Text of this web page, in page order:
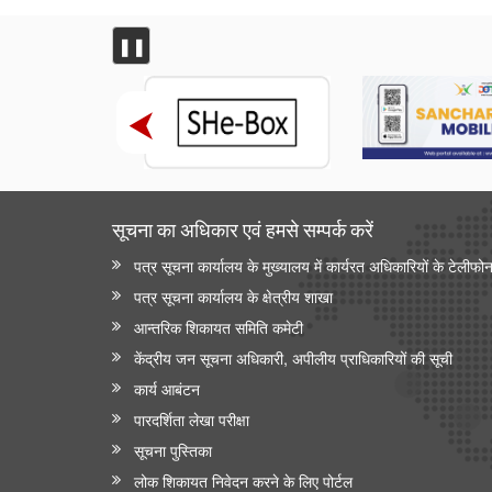
❚❚
सूचना का अधिकार एवं हमसे सम्‍पर्क करें
पत्र सूचना कार्यालय के मुख्यालय में कार्यरत अधिकारियों के
पत्र सूचना कार्यालय के क्षेत्रीय शाखा
आन्‍तरिक शिकायत समिति कमेटी
केंद्रीय जन सूचना अधिकारी, अपीलीय प्राधिकारियों की सूची
कार्य आबंटन
पारदर्शिता लेखा परीक्षा
सूचना पुस्तिका
लोक शिकायत निवेदन करने के लिए पोर्टल